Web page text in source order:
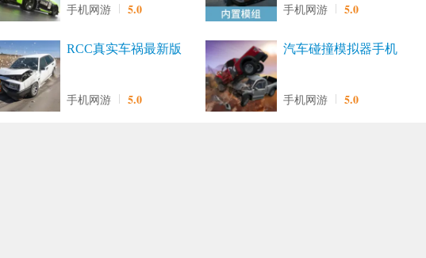
手机网游 5.0 手机网游 5.0
RCC真实车祸最新版
手机网游 5.0
汽车碰撞模拟器手机
手机网游 5.0